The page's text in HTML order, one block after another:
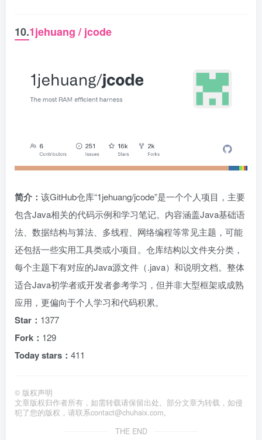
10.1jehuang / jcode
简介： 该GitHub仓库“1jehuang/jcode”是一个个人项目，主要
包含Java相关的代码示例和学习笔记。内容涵盖Java基础语
法、数据结构与算法、多线程、网络编程等常见主题，可能
还包括一些实用工具类或小项目。仓库结构以文件夹分类，
每个主题下有对应的Java源文件（.java）和说明文档。整体
适合Java初学者或开发者参考学习，但并非大型框架或成熟
应用，更偏向于个人学习和代码积累。
Star： 1377
Fork： 129
Today stars： 411
© 版权声明
文章版权归作者所有，如需转载请保留出处。部分文章为转载，如侵
犯了您的版权，请联系contact@chuhaix.com。
THE END